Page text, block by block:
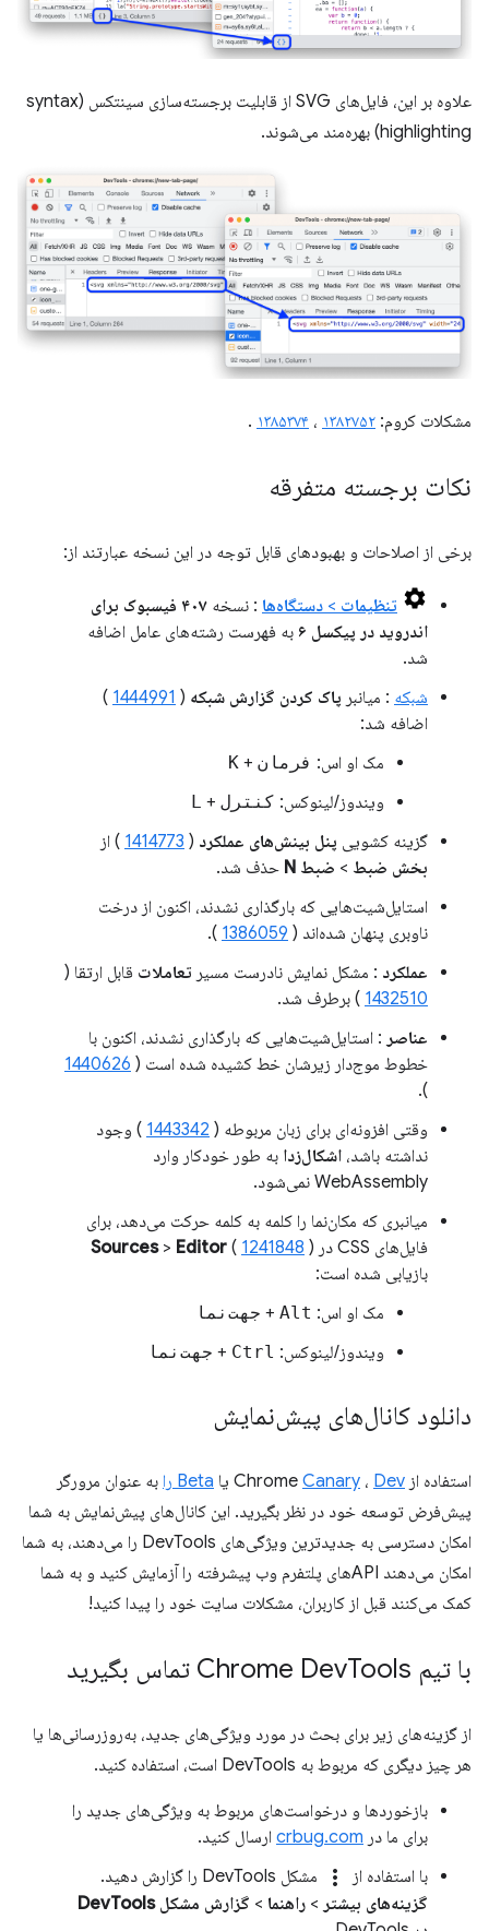
علاوه بر این، فایل‌های SVG از قابلیت برجسته‌سازی سینتکس (syntax
highlighting) بهره‌مند می‌شوند.
مشکلات کروم: ۱۳۸۲۷۵۲ ، ۱۳۸۵۳۷۴ .
نکات برجسته متفرقه
برخی از اصلاحات و بهبودهای قابل توجه در این نسخه عبارتند از:
تنظیمات > دستگاه‌ها : نسخه
۴۰۷ فیسبوک برای
اندروید در پیکسل ۶
به فهرست رشته‌های عامل اضافه
شد.
شبکه : میانبر پاک کردن گزارش شبکه (
1444991
)
اضافه شد:
مک او اس: فرمان +
K
ویندوز/لینوکس: کنترل +
L
گزینه کشویی پنل بینش‌های عملکرد (
1414773 ) از
بخش ضبط > ضبط N
حذف شد.
استایل‌شیت‌هایی که بارگذاری نشدند، اکنون از درخت
ناوبری پنهان شده‌اند ( 1386059
).
عملکرد : مشکل نمایش نادرست مسیر تعاملات قابل ارتقا (
1432510 ) برطرف شد.
عناصر : استایل‌شیت‌هایی که بارگذاری نشدند، اکنون با
خطوط موج‌دار زیرشان خط کشیده شده است ( 1440626
).
وقتی افزونه‌ای برای زبان مربوطه ( 1443342 ) وجود
نداشته باشد، اشکال‌زدا به طور خودکار وارد
WebAssembly نمی‌شود.
میانبری که مکان‌نما را کلمه به کلمه حرکت می‌دهد، برای
فایل‌های CSS در
Sources> Editor ( 1241848 )
بازیابی شده است:
مک او اس: Alt
+ جهت‌نما
ویندوز/لینوکس: Ctrl
+ جهت‌نما
دانلود کانال‌های پیش‌نمایش
استفاده از Chrome Canary ، Dev یا Beta را
به عنوان مرورگر
پیش‌فرض توسعه خود در نظر بگیرید. این کانال‌های پیش‌نمایش به شما
امکان دسترسی به جدیدترین ویژگی‌های DevTools را می‌دهند، به شما
امکان می‌دهند APIهای پلتفرم وب پیشرفته را آزمایش کنید و به شما
کمک می‌کنند قبل از کاربران، مشکلات سایت خود را پیدا کنید!
با تیم Chrome Dev Tools تماس بگیرید
از گزینه‌های زیر برای بحث در مورد ویژگی‌های جدید، به‌روزرسانی‌ها یا
هر چیز دیگری که مربوط به DevTools است، استفاده کنید.
بازخوردها و درخواست‌های مربوط به ویژگی‌های جدید را
برای ما در crbug.com ارسال کنید.
با استفاده از
more_vert
مشکل DevTools را گزارش دهید.
گزینه‌های بیشتر > راهنما > گزارش مشکل DevTools